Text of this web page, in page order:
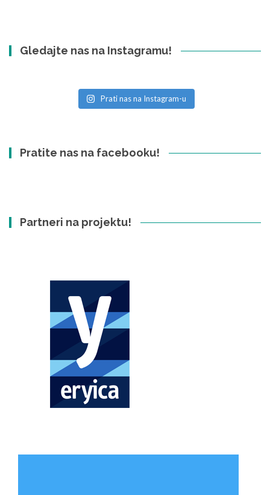
Gledajte nas na Instagramu!
Prati nas na Instagram-u
Pratite nas na facebooku!
Partneri na projektu!